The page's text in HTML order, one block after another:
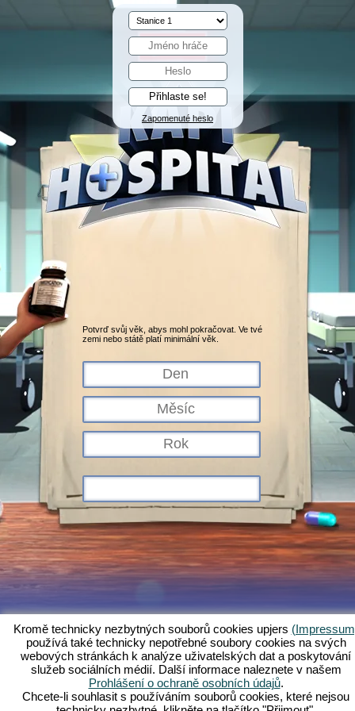
Zapomenuté heslo
Potvrď svůj věk, abys mohl pokračovat. Ve tvé
zemi nebo státě platí minimální věk.
Co je Kapi Hospital? Příběh Charakteristika
Snímky obrazovky
Pravidla
Fórum Podmínky Ochrana údajů
Právní ustanovení
Zákaznická podpora a služby
Webové hry - Upjers.com
Spravovat cookies
Kromě technicky nezbytných souborů cookies upjers
používá také technicky nepotřebné soubory cookies na svých
webových stránkách k analýze uživatelských dat a poskytování
služeb sociálních médií. Další informace naleznete v našem
Prohlášení o ochraně osobních údajů.
Chcete-li souhlasit s používáním souborů cookies, které nejsou